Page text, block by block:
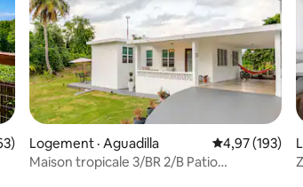
de 5 sur 5, 163 commentaires
Logement · Aguadilla Note
4,97 (193)
Maison tropicale 3/BR 2/B Patio